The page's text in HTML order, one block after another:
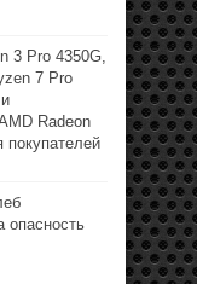
3 Pro 4350G,
7 Pro
Radeon
покупателей
опасность